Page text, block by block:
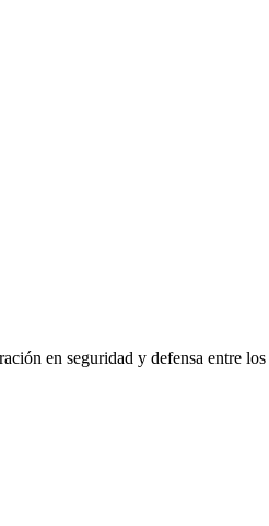
en seguridad y defensa entre